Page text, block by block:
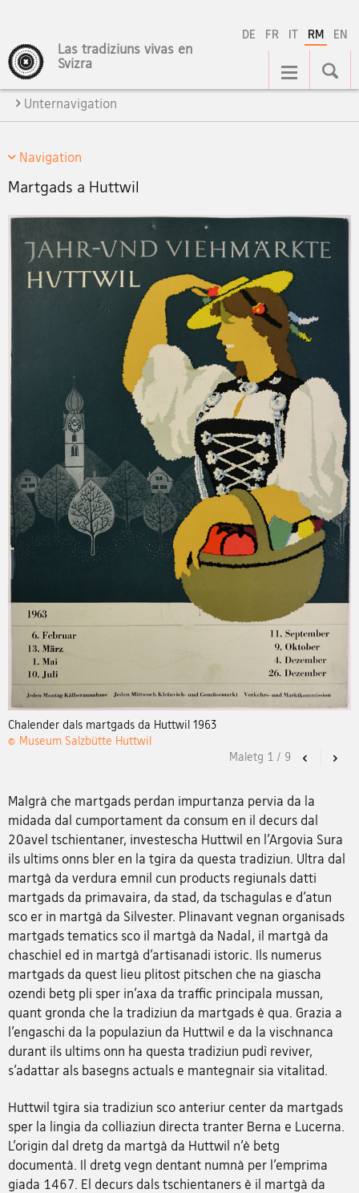
DE FR IT RM EN
Las tradiziuns vivas en
Svizra
Hauptnavigation
Unternavigation
Navigation
Martgads a Huttwil
Chalender dals martgads da Huttwil 1963
© Museum Salzbütte Huttwil
Previous
Maletg 1 / 9
Malgrà che martgads perdan impurtanza pervia da la
midada dal cumportament da consum en il decurs dal
20avel tschientaner, investescha Huttwil en l’Argovia Sura
ils ultims onns bler en la tgira da questa tradiziun. Ultra dal
martgà da verdura emnil cun products regiunals datti
martgads da primavaira, da stad, da tschagulas e d’atun
sco er in martgà da Silvester. Plinavant vegnan organisads
martgads tematics sco il martgà da Nadal, il martgà da
chaschiel ed in martgà d’artisanadi istoric. Ils numerus
martgads da quest lieu plitost pitschen che na giascha
ozendi betg pli sper in’axa da traffic principala mussan,
quant gronda che la tradiziun da martgads è qua. Grazia a
l’engaschi da la populaziun da Huttwil e da la vischnanca
durant ils ultims onn ha questa tradiziun pudì reviver,
s’adattar als basegns actuals e mantegnair sia vitalitad.
Huttwil tgira sia tradiziun sco anteriur center da martgads
sper la lingia da colliaziun directa tranter Berna e Lucerna.
L’origin dal dretg da martgà da Huttwil n’è betg
documentà. Il dretg vegn dentant numnà per l’emprima
giada 1467. El decurs dals tschientaners è il martgà da